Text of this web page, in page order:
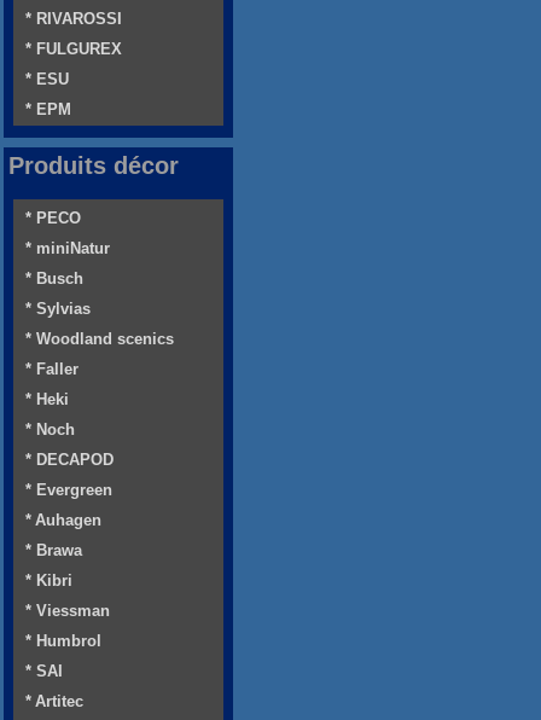
* RIVAROSSI
* FULGUREX
* ESU
* EPM
Produits décor
* PECO
* miniNatur
* Busch
* Sylvias
* Woodland scenics
* Faller
* Heki
* Noch
* DECAPOD
* Evergreen
* Auhagen
* Brawa
* Kibri
* Viessman
* Humbrol
* SAI
* Artitec